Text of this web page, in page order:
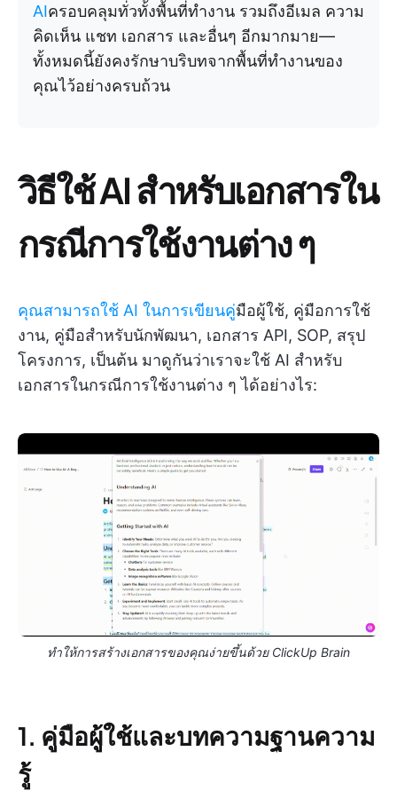
AIครอบคลุมทั่วทั้งพื้นที่ทำงาน รวมถึงอีเมล ความ
คิดเห็น แชท เอกสาร และอื่นๆ อีกมากมาย—
ทั้งหมดนี้ยังคงรักษาบริบทจากพื้นที่ทำงานของ
คุณไว้อย่างครบถ้วน
วิธีใช้ AI สำหรับเอกสารใน
กรณีการใช้งานต่าง ๆ
คุณสามารถใช้ AI ในการเขียนคู่มือผู้ใช้, คู่มือการใช้
งาน, คู่มือสำหรับนักพัฒนา, เอกสาร API, SOP, สรุป
โครงการ, เป็นต้น มาดูกันว่าเราจะใช้ AI สำหรับ
เอกสารในกรณีการใช้งานต่าง ๆ ได้อย่างไร:
ทำให้การสร้างเอกสารของคุณง่ายขึ้นด้วย ClickUp Brain
1. คู่มือผู้ใช้และบทความฐานความ
รู้